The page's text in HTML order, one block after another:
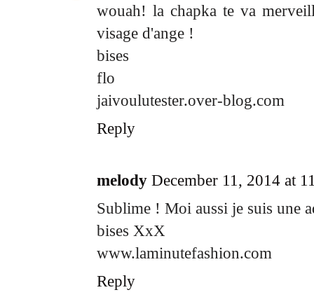
wouah! la chapka te va
visage d'ange !
bises
flo
jaivoulutester.over-blog.com
Reply
melody December 11, 2014 at
Sublime ! Moi aussi je suis une
bises XxX
www.laminutefashion.com
Reply